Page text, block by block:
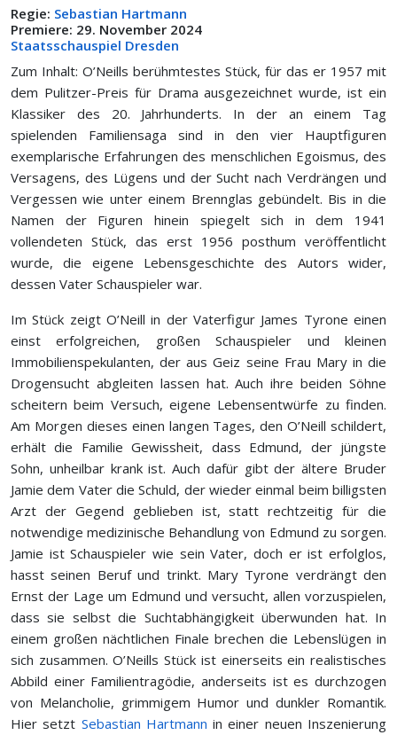
Regie: Sebastian Hartmann
Premiere: 29. November 2024
Staatsschauspiel Dresden
Zum Inhalt: O’Neills berühmtestes Stück, für das er 1957 mit
dem Pulitzer-Preis für Drama ausgezeichnet wurde, ist ein
Klassiker des 20. Jahrhunderts. In der an einem Tag
spielenden Familiensaga sind in den vier Hauptfiguren
exemplarische Erfahrungen des menschlichen Egoismus, des
Versagens, des Lügens und der Sucht nach Verdrängen und
Vergessen wie unter einem Brennglas gebündelt. Bis in die
Namen der Figuren hinein spiegelt sich in dem 1941
vollendeten Stück, das erst 1956 posthum veröffentlicht
wurde, die eigene Lebensgeschichte des Autors wider,
dessen Vater Schauspieler war.
Im Stück zeigt O’Neill in der Vaterfigur James Tyrone einen
einst erfolgreichen, großen Schauspieler und kleinen
Immobilienspekulanten, der aus Geiz seine Frau Mary in die
Drogensucht abgleiten lassen hat. Auch ihre beiden Söhne
scheitern beim Versuch, eigene Lebensentwürfe zu finden.
Am Morgen dieses einen langen Tages, den O’Neill schildert,
erhält die Familie Gewissheit, dass Edmund, der jüngste
Sohn, unheilbar krank ist. Auch dafür gibt der ältere Bruder
Jamie dem Vater die Schuld, der wieder einmal beim billigsten
Arzt der Gegend geblieben ist, statt rechtzeitig für die
notwendige medizinische Behandlung von Edmund zu sorgen.
Jamie ist Schauspieler wie sein Vater, doch er ist erfolglos,
hasst seinen Beruf und trinkt. Mary Tyrone verdrängt den
Ernst der Lage um Edmund und versucht, allen vorzuspielen,
dass sie selbst die Suchtabhängigkeit überwunden hat. In
einem großen nächtlichen Finale brechen die Lebenslügen in
sich zusammen. O’Neills Stück ist einerseits ein realistisches
Abbild einer Familientragödie, anderseits ist es durchzogen
von Melancholie, grimmigem Humor und dunkler Romantik.
Hier setzt ­ Sebastian Hartmann in einer neuen Inszenierung